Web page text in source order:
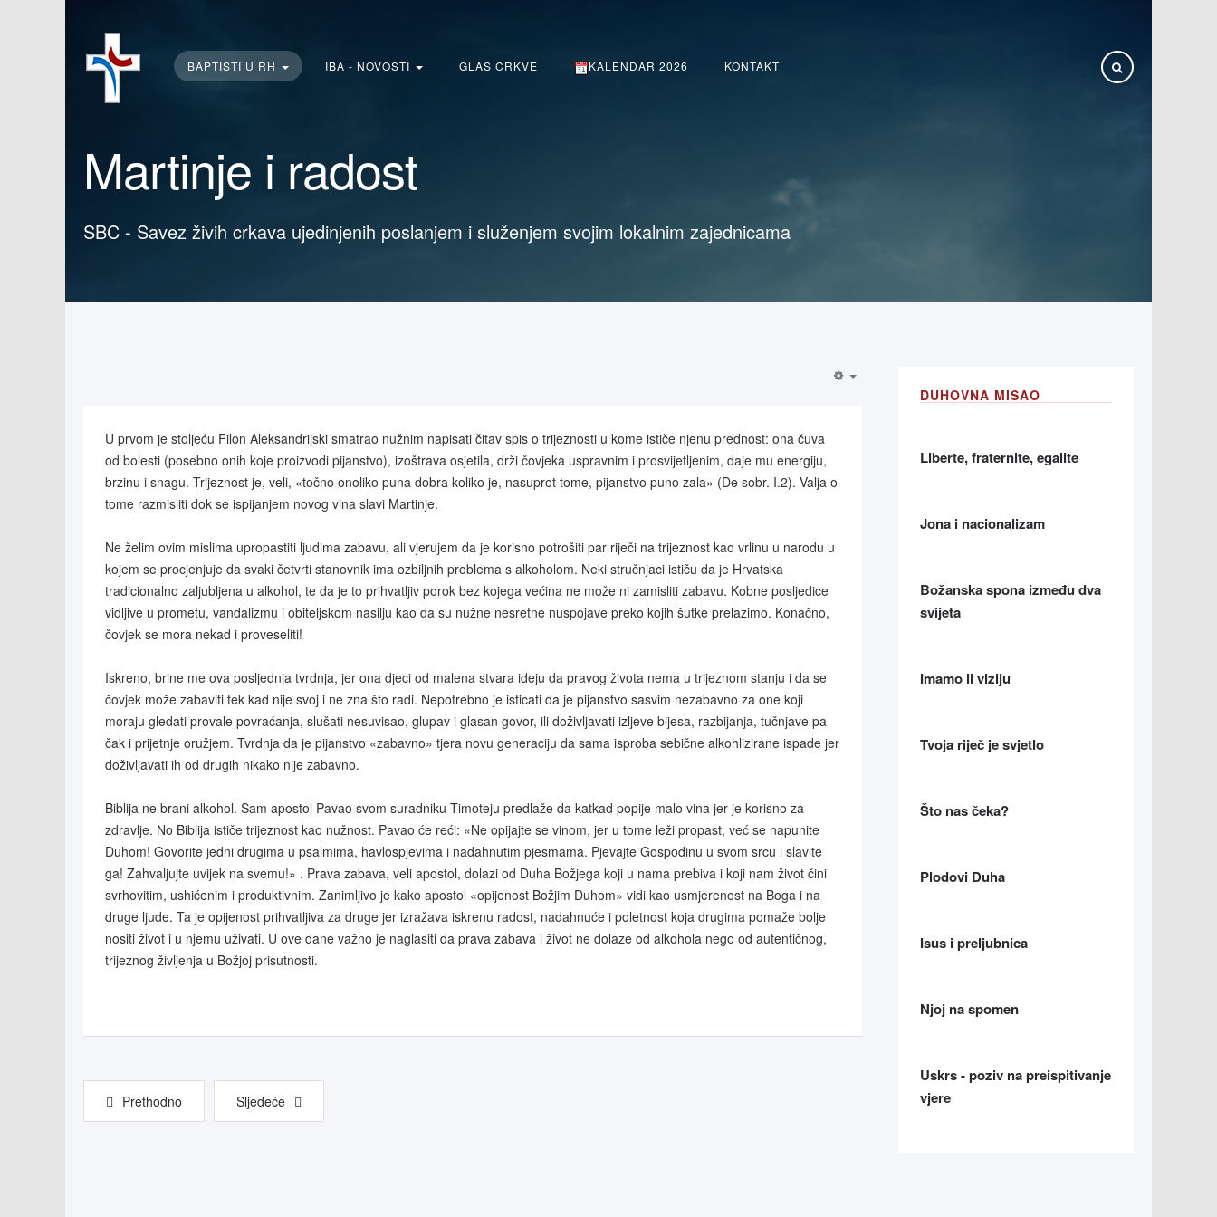
BAPTISTI U RH IBA - NOVOSTI GLAS CRKVE KALENDAR 2026 KONTAKT
Martinje i radost
SBC - Savez živih crkava ujedinjenih poslanjem i služenjem svojim lokalnim zajednicama
U prvom je stoljeću Filon Aleksandrijski smatrao nužnim napisati čitav spis o trijeznosti u kome ističe njenu prednost: ona čuva
od bolesti (posebno onih koje proizvodi pijanstvo), izoštrava osjetila, drži čovjeka uspravnim i prosvijetljenim, daje mu energiju,
brzinu i snagu. Trijeznost je, veli, «točno onoliko puna dobra koliko je, nasuprot tome, pijanstvo puno zala» (De sobr. I.2). Valja o
tome razmisliti dok se ispijanjem novog vina slavi Martinje.
Ne želim ovim mislima upropastiti ljudima zabavu, ali vjerujem da je korisno potrošiti par riječi na trijeznost kao vrlinu u narodu u
kojem se procjenjuje da svaki četvrti stanovnik ima ozbiljnih problema s alkoholom. Neki stručnjaci ističu da je Hrvatska
tradicionalno zaljubljena u alkohol, te da je to prihvatljiv porok bez kojega većina ne može ni zamisliti zabavu. Kobne posljedice
vidljive u prometu, vandalizmu i obiteljskom nasilju kao da su nužne nesretne nuspojave preko kojih šutke prelazimo. Konačno,
čovjek se mora nekad i proveseliti!
Iskreno, brine me ova posljednja tvrdnja, jer ona djeci od malena stvara ideju da pravog života nema u trijeznom stanju i da se
čovjek može zabaviti tek kad nije svoj i ne zna što radi. Nepotrebno je isticati da je pijanstvo sasvim nezabavno za one koji
moraju gledati provale povraćanja, slušati nesuvisao, glupav i glasan govor, ili doživljavati izljeve bijesa, razbijanja, tučnjave pa
čak i prijetnje oružjem. Tvrdnja da je pijanstvo «zabavno» tjera novu generaciju da sama isproba sebične alkohlizirane ispade jer
doživljavati ih od drugih nikako nije zabavno.
Biblija ne brani alkohol. Sam apostol Pavao svom suradniku Timoteju predlaže da katkad popije malo vina jer je korisno za
zdravlje. No Biblija ističe trijeznost kao nužnost. Pavao će reći: «Ne opijajte se vinom, jer u tome leži propast, već se napunite
Duhom! Govorite jedni drugima u psalmima, havlospjevima i nadahnutim pjesmama. Pjevajte Gospodinu u svom srcu i slavite
ga! Zahvaljujte uvijek na svemu!» . Prava zabava, veli apostol, dolazi od Duha Božjega koji u nama prebiva i koji nam život čini
svrhovitim, ushićenim i produktivnim. Zanimljivo je kako apostol «opijenost Božjim Duhom» vidi kao usmjerenost na Boga i na
druge ljude. Ta je opijenost prihvatljiva za druge jer izražava iskrenu radost, nadahnuće i poletnost koja drugima pomaže bolje
nositi život i u njemu uživati. U ove dane važno je naglasiti da prava zabava i život ne dolaze od alkohola nego od autentičnog,
trijeznog življenja u Božjoj prisutnosti.
Prethodno Sljedeće
DUHOVNA MISAO
Liberte, fraternite, egalite
Jona i nacionalizam
Božanska spona između dva
svijeta
Imamo li viziju
Tvoja riječ je svjetlo
Što nas čeka?
Plodovi Duha
Isus i preljubnica
Njoj na spomen
Uskrs - poziv na preispitivanje
vjere